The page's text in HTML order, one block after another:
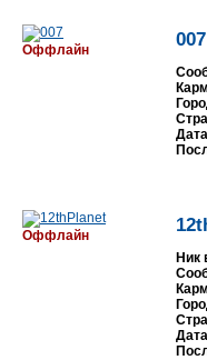
007
Оффлайн
Ник
Оффлайн